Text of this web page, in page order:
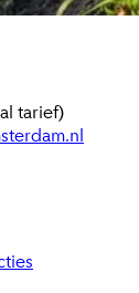
tarief)